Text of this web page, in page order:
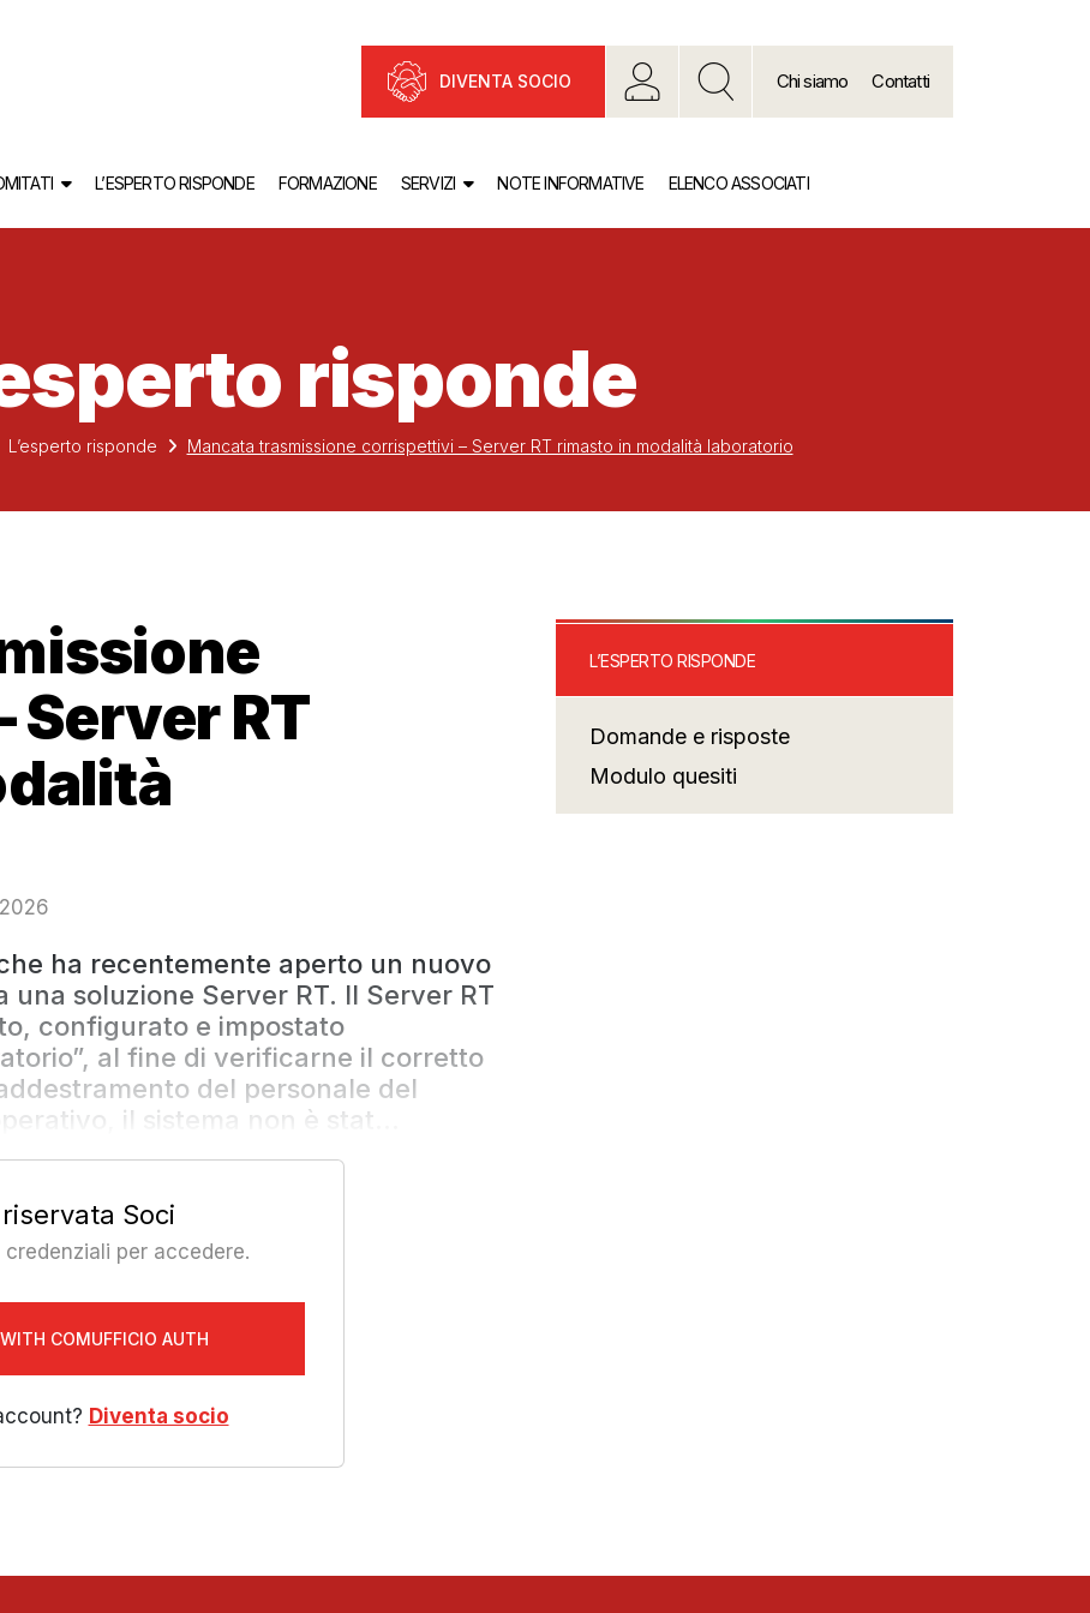
DIVENTA SOCIO Chi siamo Contatti
L’ESPERTO RISPONDE FORMAZIONE SERVIZI NOTE INFORMATIVE ELENCO ASSOCIATI
risponde
L’esperto risponde Mancata trasmissione corrispettivi – Server RT rimasto in modalità laboratorio
RT
ha recentemente aperto un nuovo
soluzione Server RT. Il Server RT
configurato e impostato
al fine di verificarne il corretto
del personale del
il sistema non è stat...
Soci
credenziali per accedere.
COMUFFICIO AUTH
Diventa socio
L’ESPERTO RISPONDE
Domande e risposte
Modulo quesiti